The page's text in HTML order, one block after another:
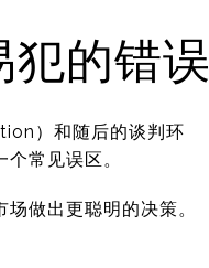
的错误
）和随后的谈判环
常见误区。
做出更聪明的决策。